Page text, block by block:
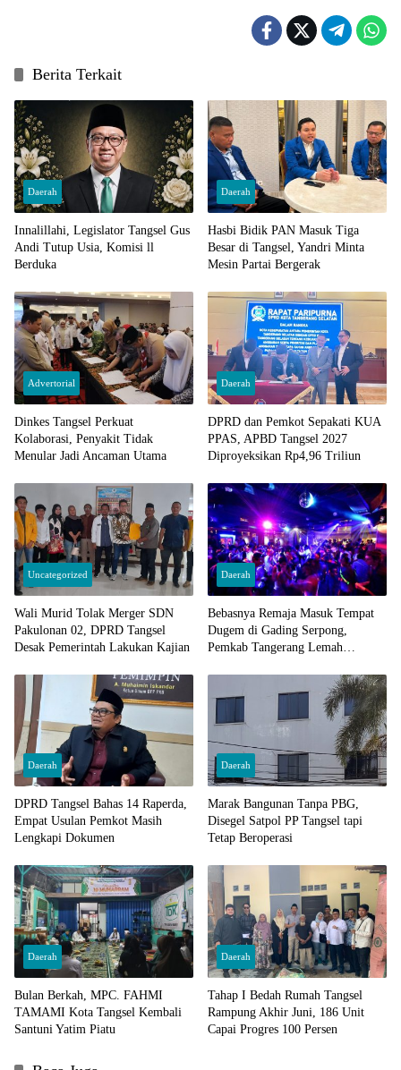
Berita Terkait
Daerah
Innalillahi, Legislator Tangsel Gus
Andi Tutup Usia, Komisi ll
Berduka
Daerah
Hasbi Bidik PAN Masuk Tiga
Besar di Tangsel, Yandri Minta
Mesin Partai Bergerak
Advertorial
Dinkes Tangsel Perkuat
Kolaborasi, Penyakit Tidak
Menular Jadi Ancaman Utama
Daerah
DPRD dan Pemkot Sepakati KUA
PPAS, APBD Tangsel 2027
Diproyeksikan Rp4,96 Triliun
Uncategorized
Wali Murid Tolak Merger SDN
Pakulonan 02, DPRD Tangsel
Desak Pemerintah Lakukan Kajian
Daerah
Bebasnya Remaja Masuk Tempat
Dugem di Gading Serpong,
Pemkab Tangerang Lemah
Daerah
DPRD Tangsel Bahas 14 Raperda,
Empat Usulan Pemkot Masih
Lengkapi Dokumen
Daerah
Marak Bangunan Tanpa PBG,
Disegel Satpol PP Tangsel tapi
Tetap Beroperasi
Daerah
Bulan Berkah, MPC. FAHMI
TAMAMI Kota Tangsel Kembali
Santuni Yatim Piatu
Daerah
Tahap I Bedah Rumah Tangsel
Rampung Akhir Juni, 186 Unit
Capai Progres 100 Persen